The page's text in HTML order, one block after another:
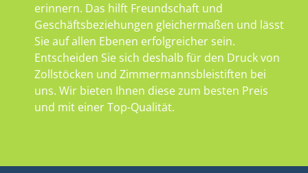
erinnern. Das hilft Freundschaft und
Geschäftsbeziehungen gleichermaßen und lässt
Sie auf allen Ebenen erfolgreicher sein.
Entscheiden Sie sich deshalb für den Druck von
Zollstöcken und Zimmermannsbleistiften bei
uns. Wir bieten Ihnen diese zum besten Preis
und mit einer Top-Qualität.